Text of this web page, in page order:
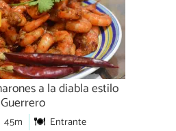
a la diabla estilo
Guerrero
45m Entrante